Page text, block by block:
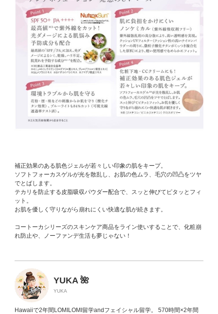
補正効果のある肌色ジェルが若々しい印象の肌をキープ。
ソフトフォーカスゲルが光を散乱し、お肌の色ムラ、毛穴の凹凸をツヤ
でとばします。
テカリを防止する皮脂吸収パウダー配合で、スッと伸びてピタッとフィ
ット。
お肌を優しく守りながら崩れにくい快適な肌が続きます。
コートーカシリーズのスキンケア商品をライン使いすることで、化粧崩
れ防止や、ノーファンデ生活も夢じゃない！
YUKA 🌺
YUKA
Hawaiiで2年間LOMILOMI留学andフェイシャル留学。 570時間×2年間